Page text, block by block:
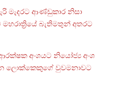
මැදරට ආණ්ඩුකාර නිසා
බැතිමතුන් අතරට
අංශයට නියෝජ්‍ය අංශ
ලොක්කෙකුගේ වුවමනාවට